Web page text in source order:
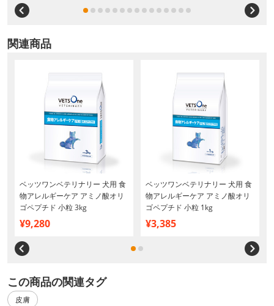
関連商品
ベッツワンベテリナリー 犬用 食
物アレルギーケア アミノ酸オリ
ゴペプチド 小粒 3kg
¥9,280
ベッツワンベテリナリー 犬用 食
物アレルギーケア アミノ酸オリ
ゴペプチド 小粒 1kg
¥3,385
この商品の関連タグ
皮膚